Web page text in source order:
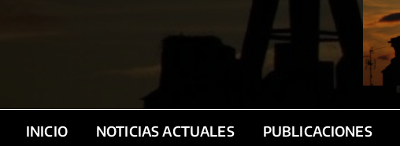
INICIO NOTICIAS ACTUALES PUBLICACIONES